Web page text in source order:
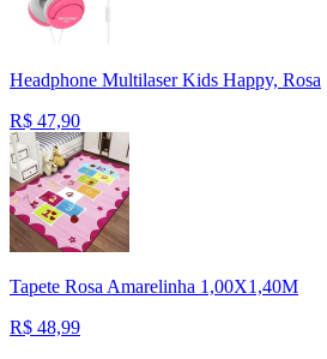
Headphone Multilaser Kids Happy, Rosa
R$ 47,90
Tapete Rosa Amarelinha 1,00X1,40M
R$ 48,99